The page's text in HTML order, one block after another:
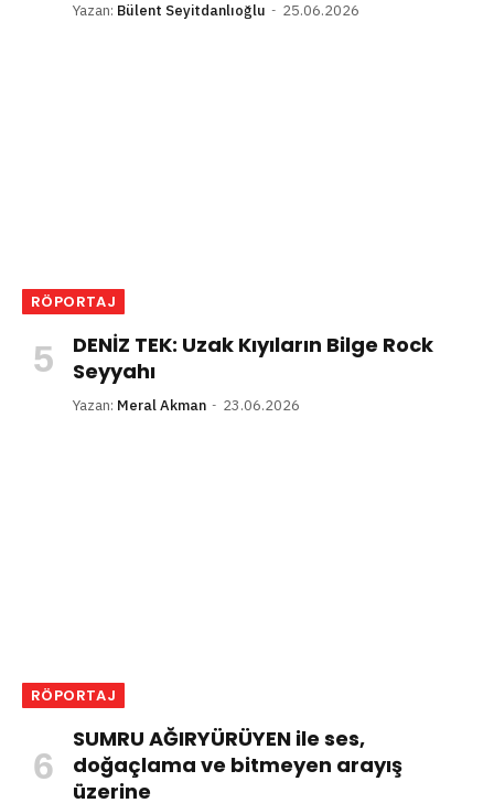
Yazan: Bülent Seyitdanlıoğlu 25.06.2026
RÖPORTAJ
DENİZ TEK: Uzak Kıyıların Bilge Rock
Seyyahı
Yazan: Meral Akman 23.06.2026
RÖPORTAJ
SUMRU AĞIRYÜRÜYEN ile ses,
doğaçlama ve bitmeyen arayış
üzerine